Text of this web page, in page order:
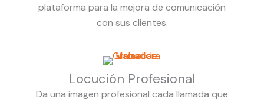
plataforma para la mejora de comunicación
con sus clientes.
Locución Profesional
Da una imagen profesional cada llamada que